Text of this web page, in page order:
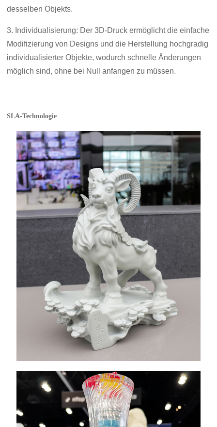
desselben Objekts.
3. Individualisierung: Der 3D-Druck ermöglicht die einfache
Modifizierung von Designs und die Herstellung hochgradig
individualisierter Objekte, wodurch schnelle Änderungen
möglich sind, ohne bei Null anfangen zu müssen.
SLA-Technologie